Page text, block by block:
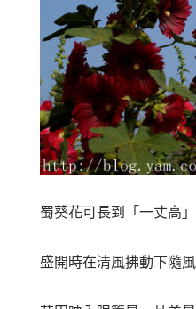
蜀葵花可長到「一丈高
盛開時在清風拂動下隨風